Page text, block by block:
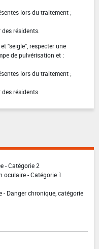
lors du traitement ;
résidents.
"seigle", respecter une
de pulvérisation et :
lors du traitement ;
résidents.
- Catégorie 2
oculaire - Catégorie 1
Danger chronique, catégorie